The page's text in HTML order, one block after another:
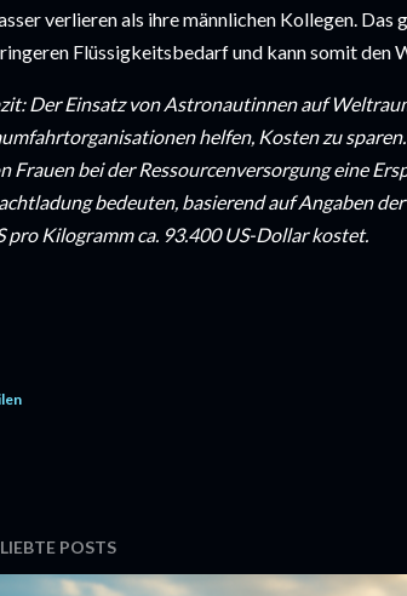
verlieren als ihre männlichen Kollegen.
Flüssigkeitsbedarf und kann somit den
Der Einsatz von Astronautinnen auf
helfen, Kosten zu
Frauen bei der Ressourcenversorgung eine
bedeuten, basierend auf Angaben
pro Kilogramm ca. 93.400 US-Dollar kostet.
POSTS